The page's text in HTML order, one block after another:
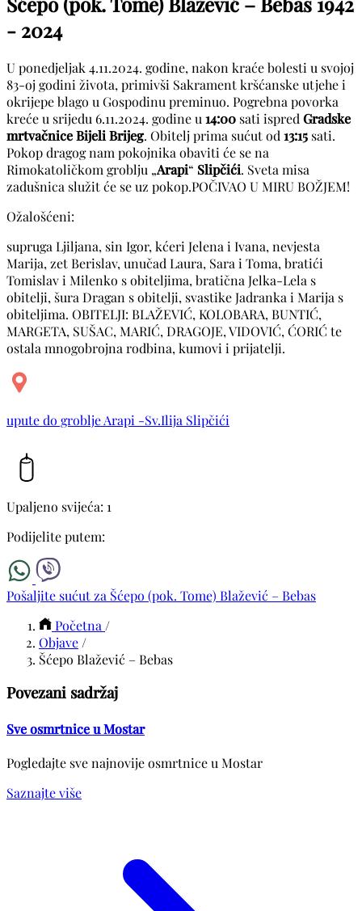
- 2024
U ponedjeljak 4.11.2024. godine, nakon kraće bolesti u svojoj
83-oj godini života, primivši Sakrament kršćanske utjehe i
okrijepe blago u Gospodinu preminuo. Pogrebna povorka
kreće u srijedu 6.11.2024. godine u 14:00 sati ispred Gradske
mrtvačniceBijeliBrijeg. Obitelj prima sućut od 13:15 sati.
Pokop dragog nam pokojnika obaviti će se na
Rimokatoličkom groblju „Arapi“ Slipčići. Sveta misa
zadušnica služit će se uz pokop.POČIVAO U MIRU BOŽJEM!
Ožalošćeni:
supruga Ljiljana, sin Igor, kćeri Jelena i Ivana, nevjesta
Marija, zet Berislav, unučad Laura, Sara i Toma, bratići
Tomislav i Milenko s obiteljima, bratična Jelka-Lela s
obitelji, šura Dragan s obitelji, svastike Jadranka i Marija s
obiteljima. OBITELJI: BLAŽEVIĆ, KOLOBARA, BUNTIĆ,
MARGETA, SUŠAC, MARIĆ, DRAGOJE, VIDOVIĆ, ĆORIĆ te
ostala mnogobrojna rodbina, kumovi i prijatelji.
upute do groblje Arapi -Sv.Ilija Slipčići
Upaljeno svijeća: 1
Podijelite putem:
Pošaljite sućut za Šćepo (pok. Tome) Blažević – Bebas
Početna /
Objave /
Šćepo Blažević – Bebas
Povezani sadržaj
Sve osmrtnice u Mostar
Pogledajte sve najnovije osmrtnice u Mostar
Saznajte više